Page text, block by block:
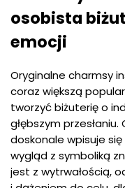
osobista
emocji
Oryginalne charmsy
coraz większą
tworzyć biżuterię o
głębszym
doskonale wpisuje
wygląd z symboliką
jest z wytrwałością,